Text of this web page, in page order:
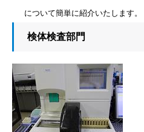
について簡単に紹介いたします。
検体検査部門